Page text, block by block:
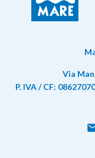
Via
P. IVA / CF: